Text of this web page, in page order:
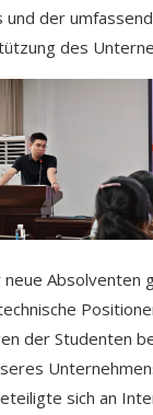
der
des
Absolventen
der Studenten
sich an